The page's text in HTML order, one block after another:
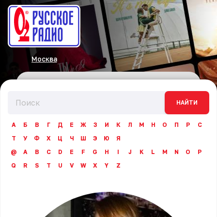
Москва
НАЙТИ
А Б В Г Д Е Ж З И К Л М Н О П Р
С
Т
У Ф Х Ц Ч Ш Э Ю
Я
@
A B C D E F G H I J K L M N O
P
Q
R S T U V W X Y Z